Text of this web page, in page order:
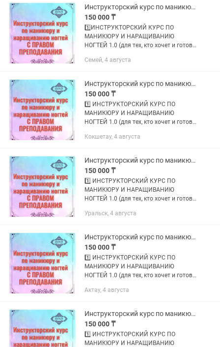
НОГТЕЙ 2.0 (для тех, кто хочет и
готов...
Инструкторский курс по маникюру и наращиванию ногтей
150 000 ₸
1️⃣ИНСТРУКТОРСКИЙ КУРС ПО
МАНИКЮРУ И НАРАЩИВАНИЮ
НОГТЕЙ 1.0 (для тех, кто хочет и готов
2️⃣ИНСТРУКТОРСКИЙ КУРС ПО
НОГТЕЙ 2.0 (для тех, кто хочет и
готов...
Семей, 4 августа
Инструкторский курс по маникюру и наращиванию ногтей С ПРАВОМ ПРЕПОДАВАНИЯ
150 000 ₸
1️⃣ ИНСТРУКТОРСКИЙ КУРС ПО
МАНИКЮРУ И НАРАЩИВАНИЮ
НОГТЕЙ 1.0 (для тех, кто хочет и готов
ИНСТРУКТОРСКИЙ КУРС ПО
НОГТЕЙ 2.0 (для тех, кто хочет и
готов...
Кокшетау, 4 августа
Инструкторский курс по маникюру и наращиванию ногтей
150 000 ₸
1️⃣ ИНСТРУКТОРСКИЙ КУРС ПО
МАНИКЮРУ И НАРАЩИВАНИЮ
НОГТЕЙ 1.0 (для тех, кто хочет и готов
ИНСТРУКТОРСКИЙ КУРС ПО
НОГТЕЙ 2.0 (для тех, кто хочет и
готов...
Уральск, 4 августа
Инструкторский курс по маникюру и наращиванию ногтей
150 000 ₸
1️⃣ ИНСТРУКТОРСКИЙ КУРС ПО
МАНИКЮРУ И НАРАЩИВАНИЮ
НОГТЕЙ 1.0 (для тех, кто хочет и готов
ИНСТРУКТОРСКИЙ КУРС ПО
НОГТЕЙ 2.0 (для тех, кто хочет и
готов...
Актау, 4 августа
Инструкторский курс по маникюру и наращиванию ногтей
150 000 ₸
1️⃣ ИНСТРУКТОРСКИЙ КУРС ПО
МАНИКЮРУ И НАРАЩИВАНИЮ